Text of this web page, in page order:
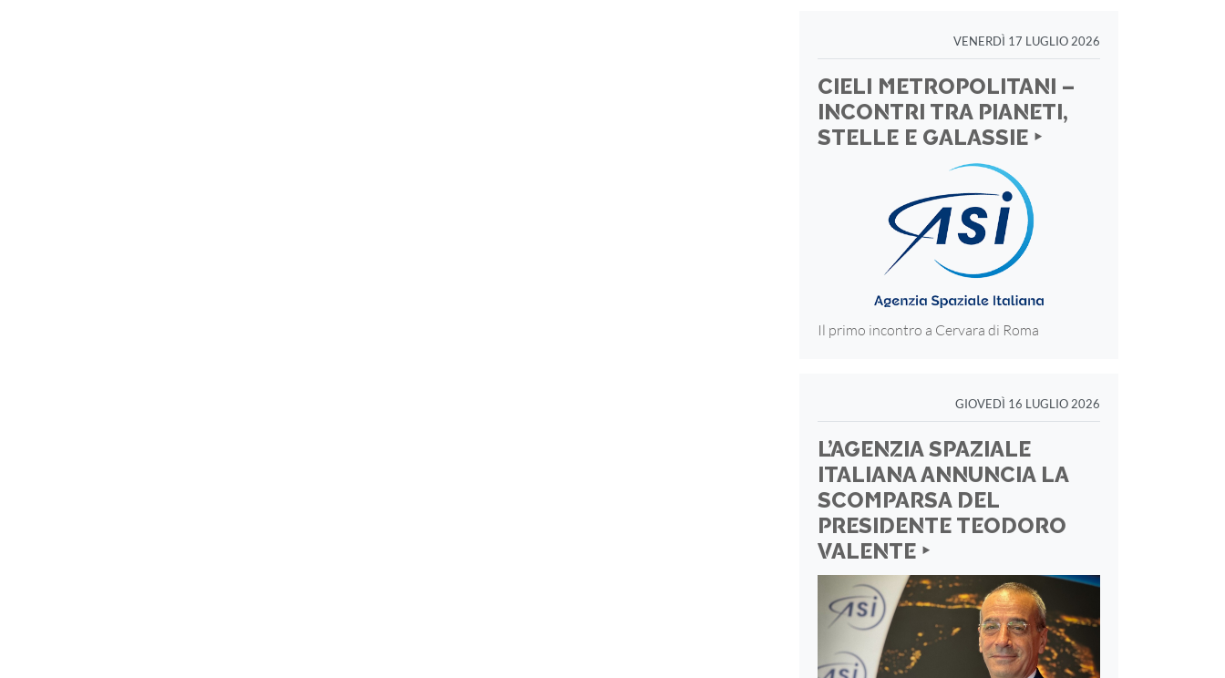
VENERDÌ 17 LUGLIO 2026
CIELI METROPOLITANI –
INCONTRI TRA PIANETI,
STELLE E GALASSIE ‣
Il primo incontro a Cervara di Roma
GIOVEDÌ 16 LUGLIO 2026
L’AGENZIA SPAZIALE
ITALIANA ANNUNCIA LA
SCOMPARSA DEL
PRESIDENTE TEODORO
VALENTE ‣